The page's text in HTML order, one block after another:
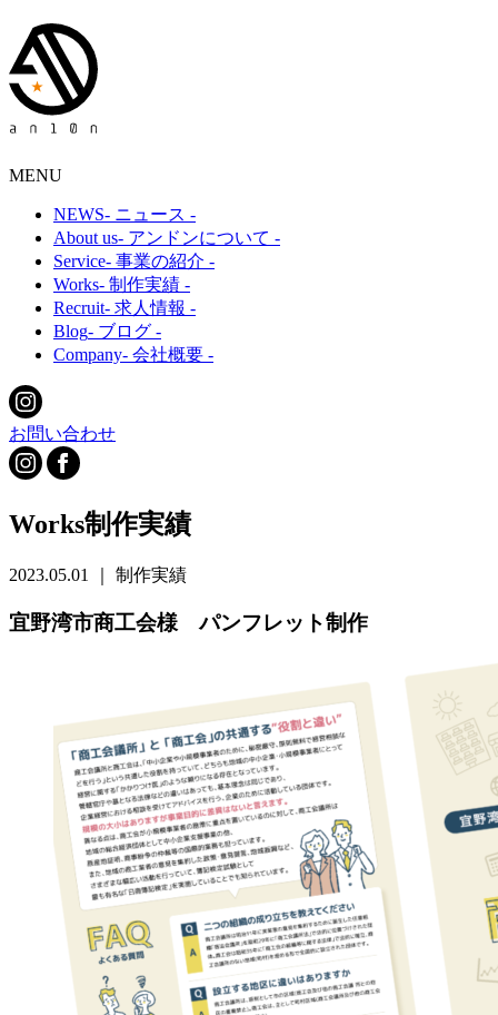
MENU
NEWS- ニュース -
About us- アンドンについて -
Service- 事業の紹介 -
Works- 制作実績 -
Recruit- 求人情報 -
Blog- ブログ -
Company- 会社概要 -
お問い合わせ
Works制作実績
2023.05.01 ｜ 制作実績
宜野湾市商工会様 パンフレット制作